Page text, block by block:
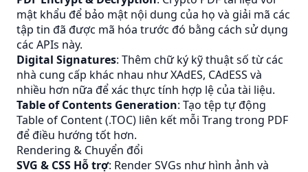
mật khẩu để bảo mật nội dung của họ và giải mã các
tập tin đã được mã hóa trước đó bằng cách sử dụng
các APIs này.
Digital Signatures: Thêm chữ ký kỹ thuật số từ các
nhà cung cấp khác nhau như XAdES, CAdESS và
nhiều hơn nữa để xác thực tính hợp lệ của tài liệu.
Table of Contents Generation: Tạo tệp tự động
Table of Content (.TOC) liên kết mỗi Trang trong PDF
để điều hướng tốt hơn.
Rendering & Chuyển đổi
SVG & CSS Hỗ trợ: Render SVGs như hình ảnh và